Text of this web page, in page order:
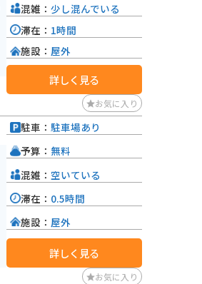
混雑： 少し混んでいる
滞在： 1時間
施設： 屋外
詳しく見る
お気に入り
駐車： 駐車場あり
予算： 無料
混雑： 空いている
滞在： 0.5時間
施設： 屋外
詳しく見る
お気に入り